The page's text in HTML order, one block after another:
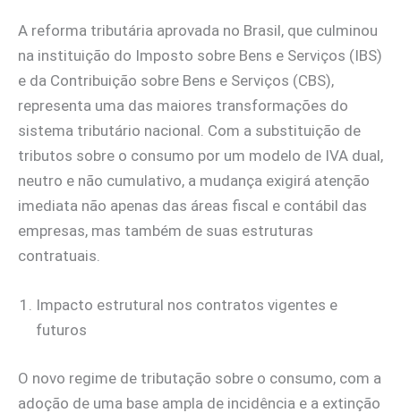
A reforma tributária aprovada no Brasil, que culminou
na instituição do Imposto sobre Bens e Serviços (IBS)
e da Contribuição sobre Bens e Serviços (CBS),
representa uma das maiores transformações do
sistema tributário nacional. Com a substituição de
tributos sobre o consumo por um modelo de IVA dual,
neutro e não cumulativo, a mudança exigirá atenção
imediata não apenas das áreas fiscal e contábil das
empresas, mas também de suas estruturas
contratuais.
Impacto estrutural nos contratos vigentes e
futuros
O novo regime de tributação sobre o consumo, com a
adoção de uma base ampla de incidência e a extinção